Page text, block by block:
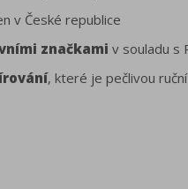
v České republice
značkami v souladu s
, které je pečlivou